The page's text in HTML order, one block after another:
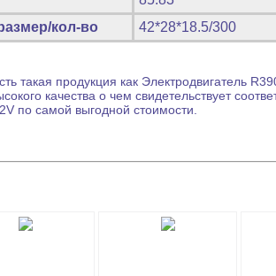
кол-во
42*28*18.5/300
такая продукция как Электродвигатель
качества о чем свидетельствует
по самой выгодной стоимости.